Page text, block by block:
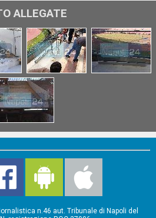
ALLEGATE
n.46 aut. Tribunale di Napoli del